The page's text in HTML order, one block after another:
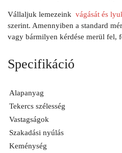
Vállaljuk lemezeink vágását és
szerint. Amennyiben a standard
vagy bármilyen kérdése merül fel,
Specifikáció
Alapanyag
Tekercs szélesség
Vastagságok
Szakadási nyúlás
Keménység